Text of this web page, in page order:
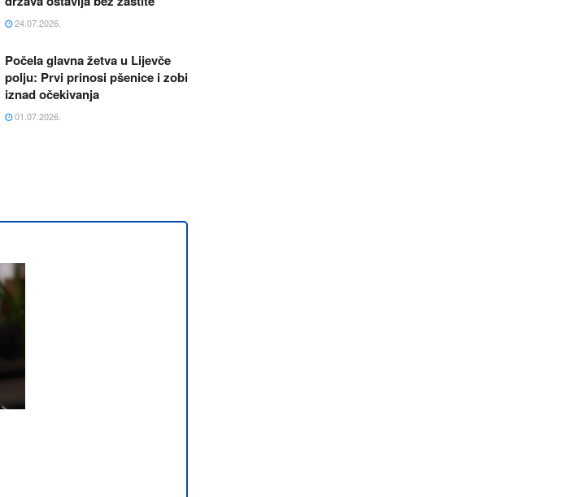
24.07.2026.
Počela glavna žetva u Lijevče
polju: Prvi prinosi pšenice i zobi
iznad očekivanja
01.07.2026.